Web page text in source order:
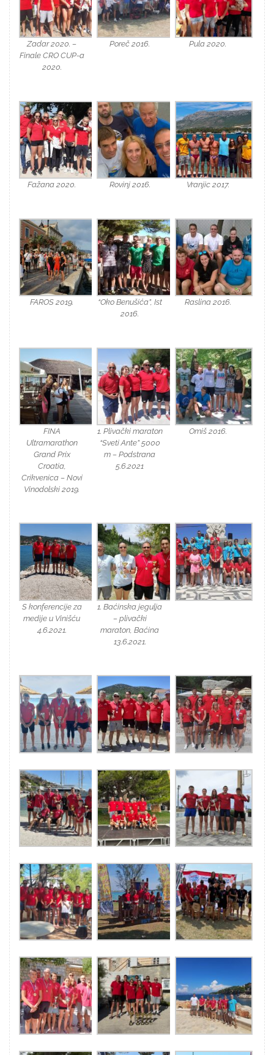
Zadar 2020. –
Finale CRO CUP-a
2020.
Poreč 2016. Pula 2020.
Fažana 2020. Rovinj 2016. Vranjic 2017.
FAROS 2019.
“Oko Benušića”, Ist
2016.
Raslina 2016.
FINA
Ultramarathon
Grand Prix
Croatia,
Crikvenica – Novi
Vinodolski 2019.
1. Plivački maraton
“Sveti Ante” 5000
m – Podstrana
5.6.2021
Omiš 2016.
S konferencije za
medije u Vinišću
4.6.2021.
1. Baćinska jegulja
– plivački
maraton, Baćina
13.6.2021.